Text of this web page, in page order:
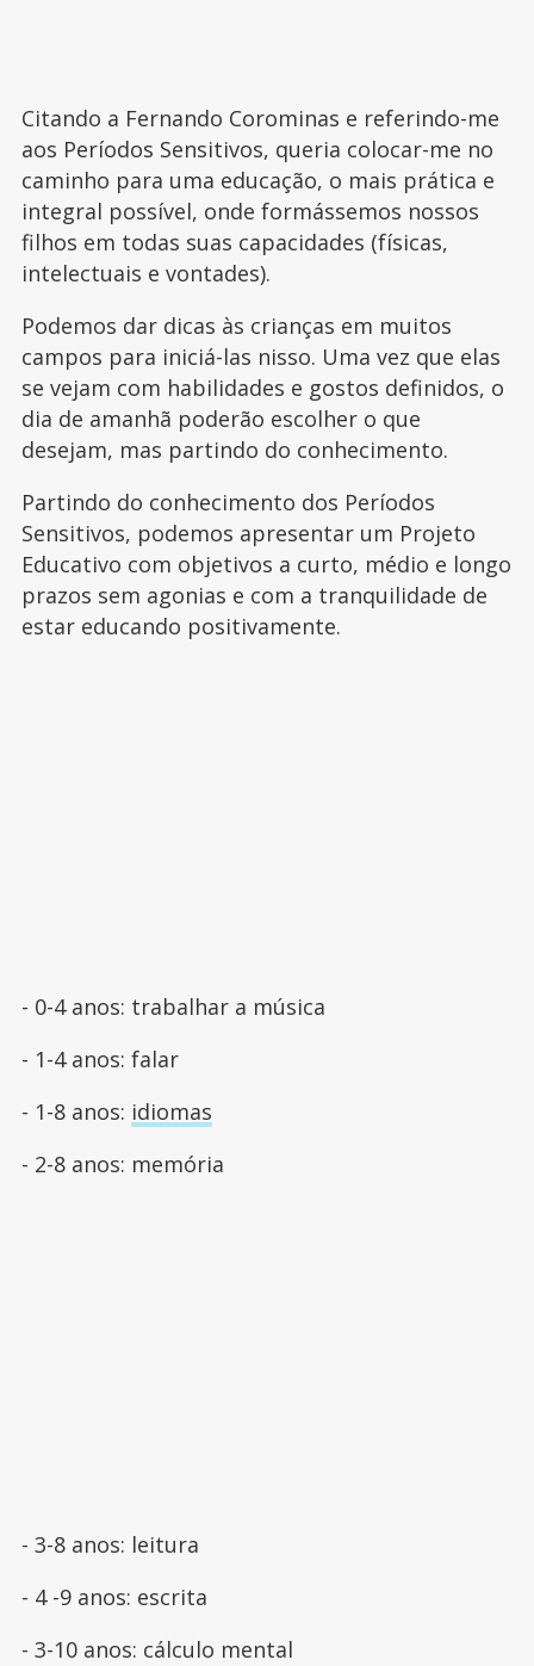
Citando a Fernando Corominas e referindo-me
aos Períodos Sensitivos, queria colocar-me no
caminho para uma educação, o mais prática e
integral possível, onde formássemos nossos
filhos em todas suas capacidades (físicas,
intelectuais e vontades).
Podemos dar dicas às crianças em muitos
campos para iniciá-las nisso. Uma vez que elas
se vejam com habilidades e gostos definidos, o
dia de amanhã poderão escolher o que
desejam, mas partindo do conhecimento.
Partindo do conhecimento dos Períodos
Sensitivos, podemos apresentar um Projeto
Educativo com objetivos a curto, médio e longo
prazos sem agonias e com a tranquilidade de
estar educando positivamente.
- 0-4 anos: trabalhar a música
- 1-4 anos: falar
- 1-8 anos: idiomas
- 2-8 anos: memória
- 3-8 anos: leitura
- 4 -9 anos: escrita
- 3-10 anos: cálculo mental